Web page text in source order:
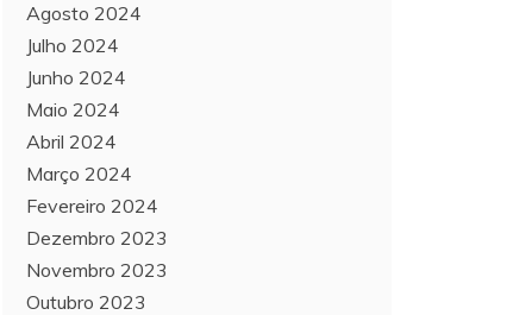
Agosto 2024
Julho 2024
Junho 2024
Maio 2024
Abril 2024
Março 2024
Fevereiro 2024
Dezembro 2023
Novembro 2023
Outubro 2023